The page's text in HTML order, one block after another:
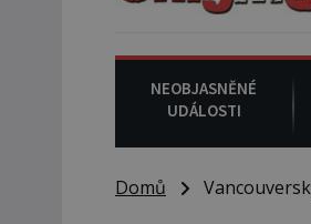
NEOBJASNĚNÉ
UDÁLOSTI
Domů